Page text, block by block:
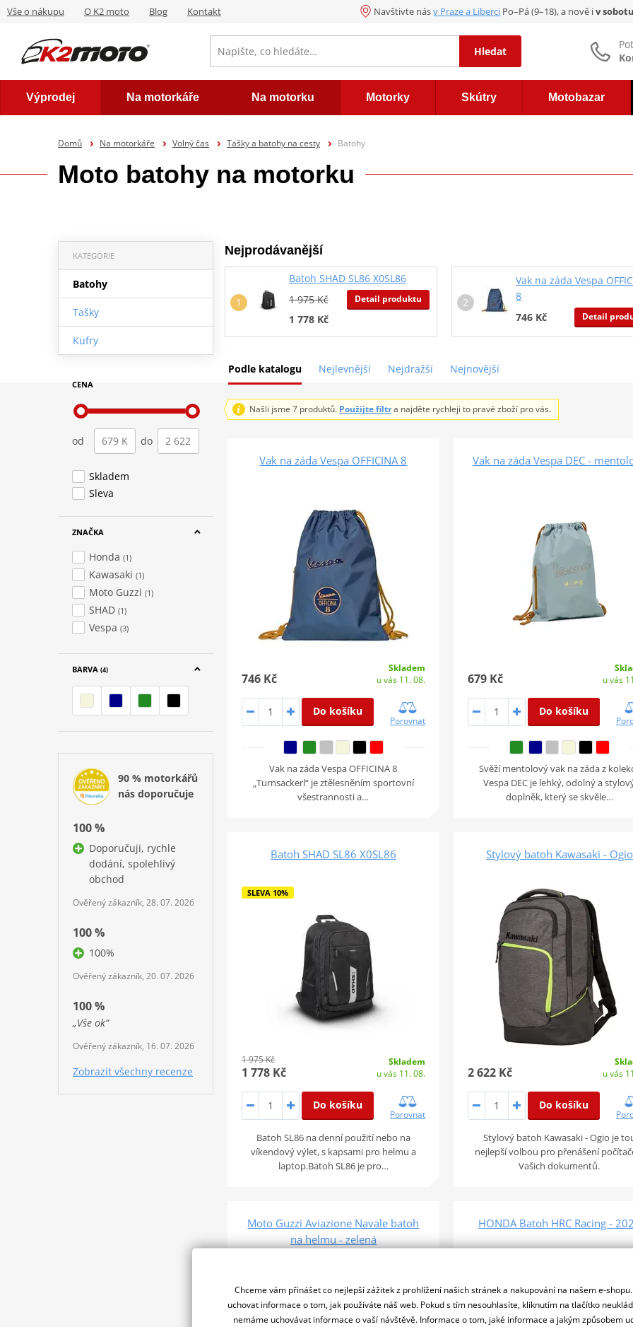
Vše o nákupu O K2 moto Blog Kontakt Navštivte násv Praze a Liberci Po–Pá (9–18), a nově iv
Hledat
Výprodej Na motorkáře Na motorku Motorky Skútry Motobazar
Domů Na motorkáře Volný čas Tašky a batohy na cesty Batohy
Moto batohy na motorku
Nejprodávanější
Batoh SHAD SL86 X0SL86
1 975 Kč
1 778 Kč
Detail produktu
Vak na záda Vespa
8
746 Kč
Detail
Podle katalogu Nejlevnější Nejdražší Nejnovější
KATEGORIE
Batohy
Tašky
Kufry
CENA
od do
Skladem
Sleva
ZNAČKA
Honda (1)
Kawasaki (1)
Moto Guzzi (1)
SHAD (1)
Vespa (3)
BARVA (4)
90 % motorkářů
nás doporučuje
100 %
Doporučuji, rychle
dodání, spolehlivý
obchod
Ověřený zákazník, 28. 07. 2026
100 %
100%
Ověřený zákazník, 20. 07. 2026
100 %
„Vše ok“
Ověřený zákazník, 16. 07. 2026
Zobrazit všechny recenze
Našli jsme 7 produktů. Použijte filtra najděte rychleji to pravé zboží pro vás.
Vak na záda Vespa OFFICINA 8
746 Kč
Skladem
u vás 11. 08.
Do košíku
Porovnat
Vak na záda Vespa OFFICINA 8
„Turnsackerl“ je ztělesněním sportovní
všestrannosti a…
Vak na záda Vespa DEC -
679 Kč
u vás
Do košíku
Svěží mentolový vak na záda z
Vespa DEC je lehký, odolný a
doplněk, který se skvěle…
Batoh SHAD SL86 X0SL86
SLEVA 10%
1 975 Kč
1 778 Kč
Skladem
u vás 11. 08.
Do košíku
Porovnat
Batoh SL86 na denní použití nebo na
víkendový výlet, s kapsami pro helmu a
laptop.Batoh SL86 je pro…
Stylový batoh Kawasaki - Ogio
2 622 Kč
u vás
Do košíku
Stylový batoh Kawasaki - Ogio je
nejlepší volbou pro přenášení
Vašich dokumentů.
Moto Guzzi Aviazione Navale batoh
na helmu - zelená
HONDA Batoh HRC Racing -
Chceme vám přinášet co nejlepší zážitek z prohlížení našich stránek a nakupování na našem e-
uchovat informace o tom, jak používáte náš web. Pokud s tím nesouhlasíte, kliknutím na tlačítko
nemáme uchovávat informace o vaší návštěvě. Informace o tom, jaké informace a jakým způsobem